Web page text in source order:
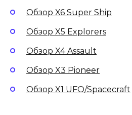
Обзор X6 Super Ship
Обзор X5 Explorers
Обзор X4 Assault
Обзор X3 Pioneer
Обзор X1 UFO/Spacecraft